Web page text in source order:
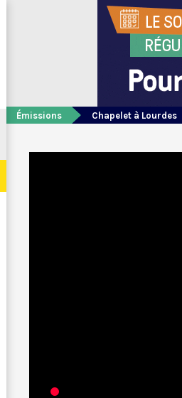
Émissions Chapelet à Lourdes